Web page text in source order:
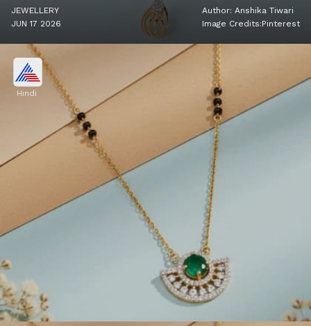
JEWELLERY
JUN 17 2026
Author: Anshika Tiwari
Image Credits:Pinterest
Hindi